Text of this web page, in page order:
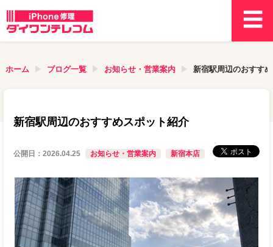
ホーム ブログ一覧 お知らせ・営業案内 新宿駅周辺のおすす
新宿駅周辺のおすすめスポット紹介
公開日：2026.04.25 お知らせ・営業案内 新宿本店